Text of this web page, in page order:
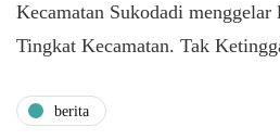
Kecamatan Sukodadi menggelar
Tingkat Kecamatan. Tak
berita